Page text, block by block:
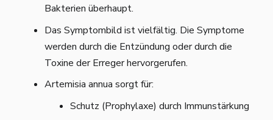
Bakterien überhaupt.
Das Symptombild ist vielfältig. Die Symptome
werden durch die Entzündung oder durch die
Toxine der Erreger hervorgerufen.
Artemisia annua sorgt für:
Schutz (Prophylaxe) durch Immunstärkung